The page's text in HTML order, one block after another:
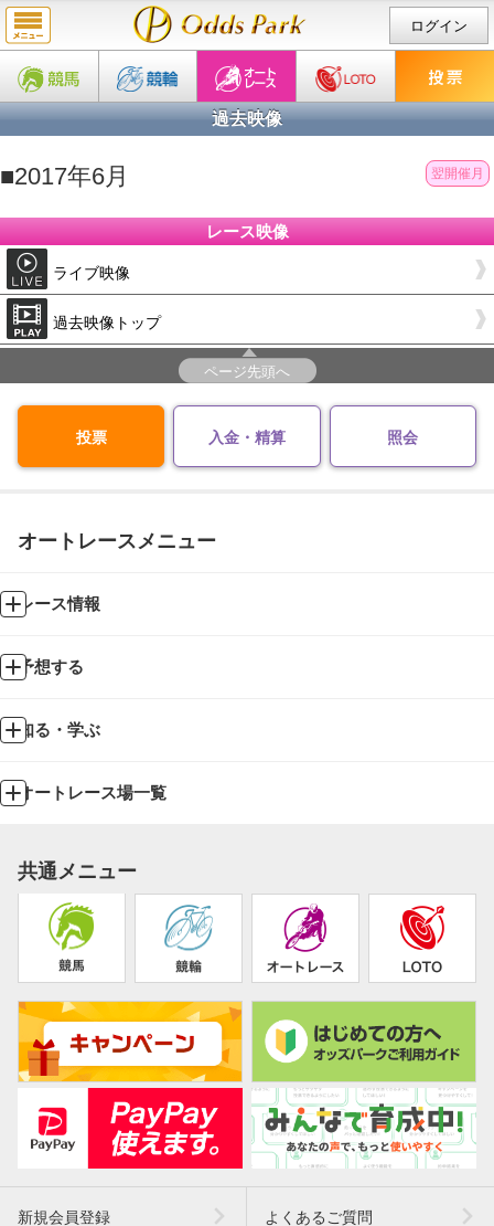
ログイン
過去映像
■2017年6月 翌開催月
レース映像
ライブ映像
過去映像トップ
ページ先頭へ
投票 入金・精算 照会
オートレースメニュー
レース情報
予想する
知る・学ぶ
オートレース場一覧
共通メニュー
新規会員登録 よくあるご質問